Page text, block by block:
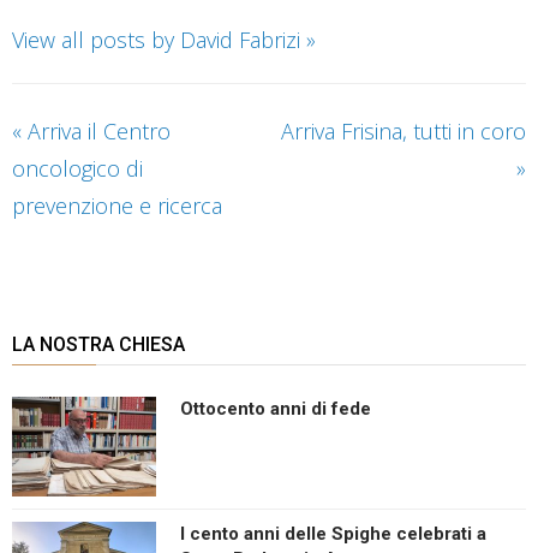
View all posts by David Fabrizi »
« Arriva il Centro
oncologico di
prevenzione e ricerca
Arriva Frisina, tutti in coro
»
LA NOSTRA CHIESA
Ottocento anni di fede
I cento anni delle Spighe celebrati a